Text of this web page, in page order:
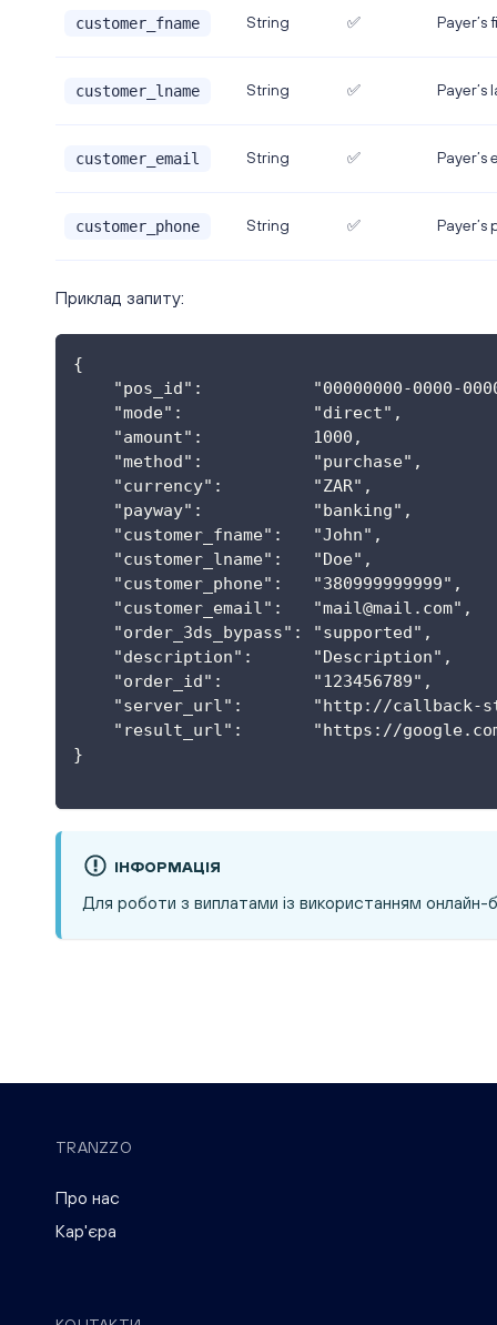
customer_fname String ✅ Payer’s
customer_lname String ✅ Payer’s
customer_email String ✅ Payer’s
customer_phone String ✅ Payer’s
Приклад запиту:
{
"pos_id":           "00000000-0000-
    "mode":             "direct",
    "amount":           1000,
    "method":           "purchase",
    "currency":         "ZAR",
    "payway":           "banking",
    "customer_fname":   "John",
    "customer_lname":   "Doe",
    "customer_phone":   "380999999999",
    "customer_email":   "
mail@mail.com",
    "order_3ds_bypass": "supported",
    "description":      "Description",
    "order_id":         "123456789",
"server_url":       "http://callback-
"result_url":       "https://
}
ІНФОРМАЦІЯ
Для роботи з виплатами із використанням онлайн-
TRANZZO
Про нас
Кар'єра